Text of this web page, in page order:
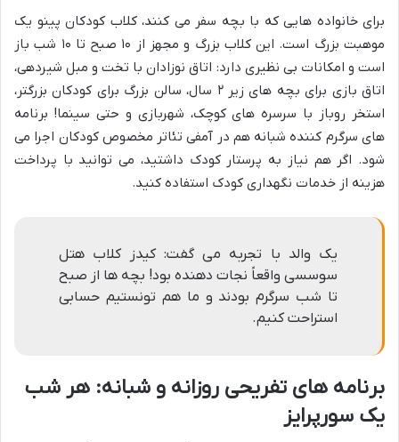
برای خانواده هایی که با بچه سفر می کنند، کلاب کودکان پینو یک
موهبت بزرگ است. این کلاب بزرگ و مجهز از ۱۰ صبح تا ۱۰ شب باز
است و امکانات بی نظیری دارد: اتاق نوزادان با تخت و مبل شیردهی،
اتاق بازی برای بچه های زیر ۲ سال، سالن بزرگ برای کودکان بزرگتر،
استخر روباز با سرسره های کوچک، شهربازی و حتی سینما! برنامه
های سرگرم کننده شبانه هم در آمفی تئاتر مخصوص کودکان اجرا می
شود. اگر هم نیاز به پرستار کودک داشتید، می توانید با پرداخت
هزینه از خدمات نگهداری کودک استفاده کنید.
یک والد با تجربه می گفت: کیدز کلاب هتل
سوسسی واقعاً نجات دهنده بود! بچه ها از صبح
تا شب سرگرم بودند و ما هم تونستیم حسابی
استراحت کنیم.
برنامه های تفریحی روزانه و شبانه: هر شب
یک سورپرایز